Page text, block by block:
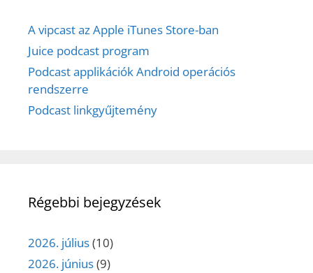
A vipcast az Apple iTunes Store-ban
Juice podcast program
Podcast applikációk Android operációs
rendszerre
Podcast linkgyűjtemény
Régebbi bejegyzések
2026. július(10)
2026. június(9)